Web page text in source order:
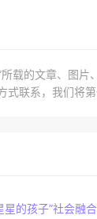
载的文章、图
联系，我们将第
的孩子”社会融